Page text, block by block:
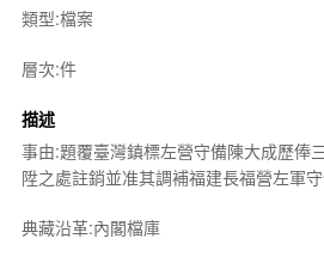
類型:檔案
層次:件
描述
事由:題覆臺灣鎮標左營守備陳大成歷俸
陞之處註銷並准其調補福建長福營左軍
典藏沿革:內閣檔庫